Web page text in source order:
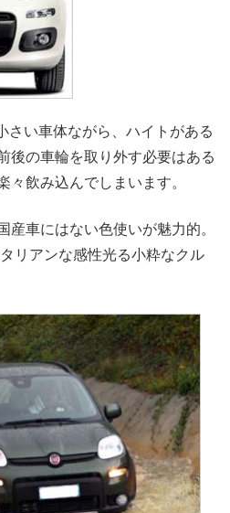
さい車体ながら、ハイトがある
後の車輪を取り外す必要はある
々飲み込んでしまいます。
産車にはない色使いが魅力的。
リアンな感性光る小粋なクル